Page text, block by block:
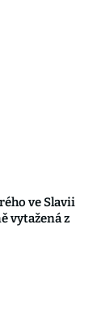
ve Slavii
vytažená z